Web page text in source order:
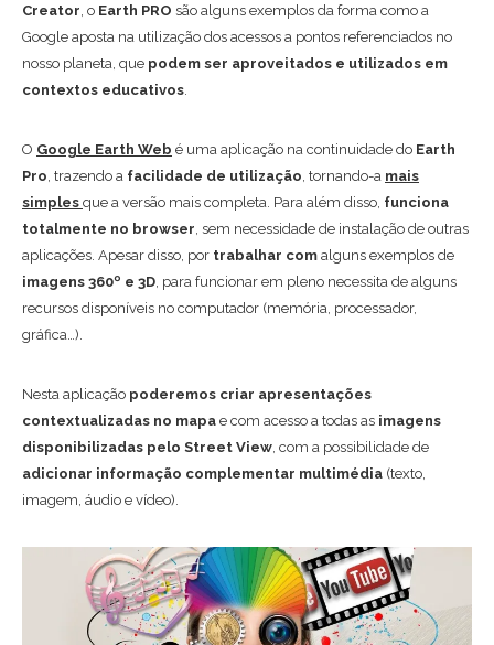
Creator , o Earth PRO são alguns exemplos da forma como a
Google aposta na utilização dos acessos a pontos referenciados no
nosso planeta, que podem ser aproveitados e utilizados em
contextos educativos
O Google Earth Web é uma aplicação na continuidade do Earth
Pro , trazendo a facilidade de utilização , tornando-a mais
simples que a versão mais completa. Para além disso, funciona
totalmente no browser , sem necessidade de instalação de outras
aplicações. Apesar disso, por trabalhar com alguns exemplos de
imagens 360º e 3D , para funcionar em pleno necessita de alguns
recursos disponíveis no computador (memória, processador,
gráfica…).
Nesta aplicação poderemos criar apresentações
contextualizadas no mapa e com acesso a todas as imagens
disponibilizadas pelo Street View , com a possibilidade de
adicionar informação complementar multimédia (texto,
imagem, áudio e vídeo).